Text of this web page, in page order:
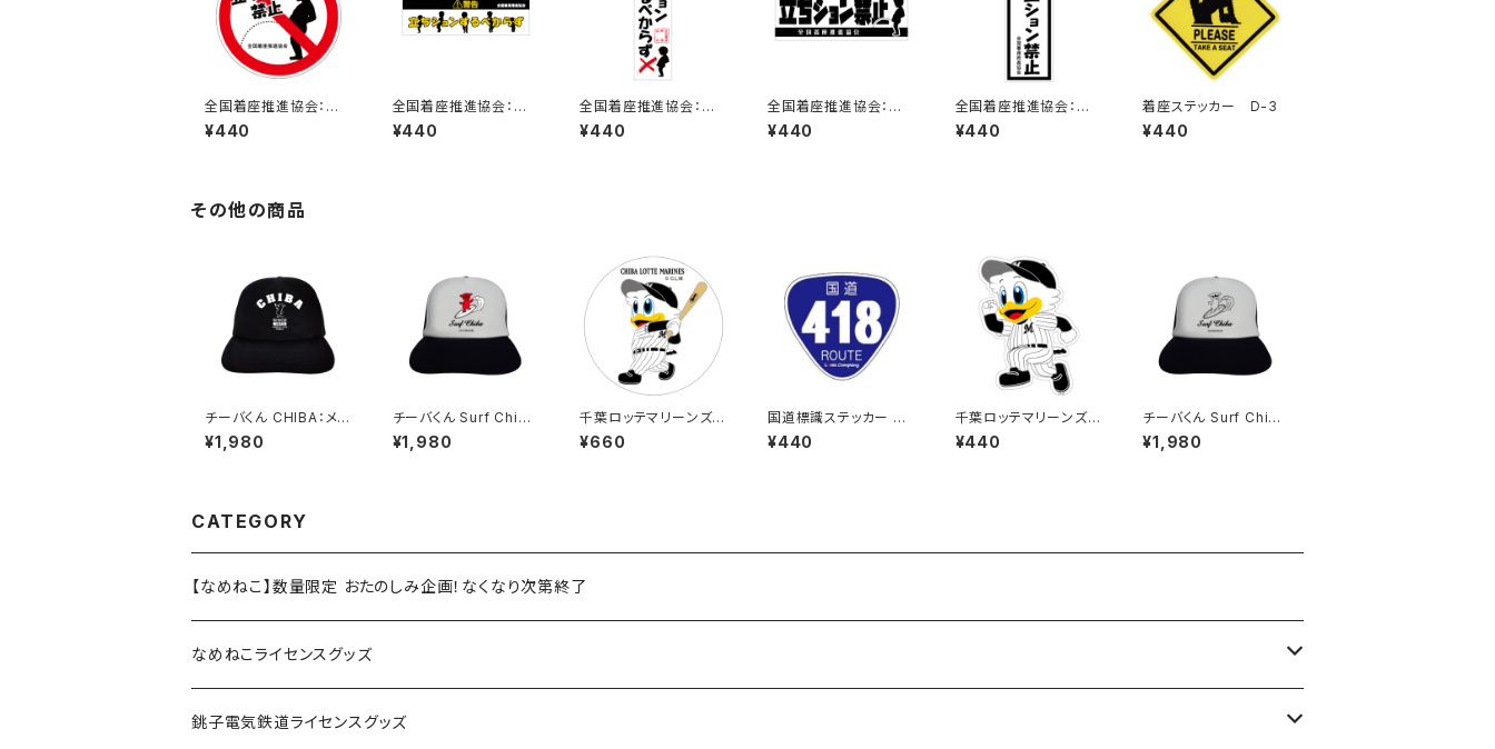
全国着座推進協会：立
ちション禁止ステッカー
7A
¥440
全国着座推進協会：立
ちションするべからずス
テッカー 1B
¥440
全国着座推進協会：立
ちションするべからずス
テッカー 7B
¥440
全国着座推進協会：立
ちション禁止ステッカー
6C
¥440
全国着座推進協会：立
ちション禁止ステッカー
11C
¥440
着座ステッカー D-3
¥440
その他の商品
チーバくん CHIBA：メッ
シュキャップ（ブラック）
¥1,980
チーバくん Surf Chib
a：メッシュキャップ（Aホ
ワイト）
¥1,980
千葉ロッテマリーンズス
テッカー8（大）
¥660
国道標識ステッカー 41
8号線
¥440
千葉ロッテマリーンズス
テッカー14
¥440
チーバくん Surf Chib
a：メッシュキャップ（Bホ
ワイト）
¥1,980
CATEGORY
【なめねこ】数量限定 おたのしみ企画！なくなり次第終了
なめねこライセンスグッズ
Tシャツ
銚子電気鉄道ライセンスグッズ